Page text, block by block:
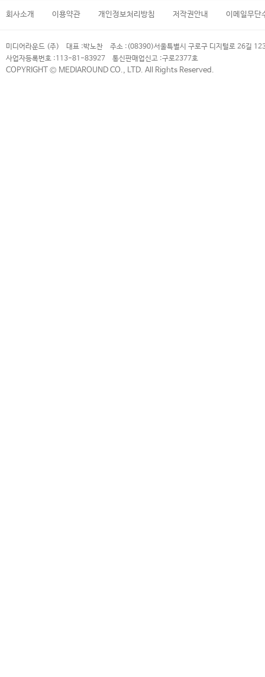
회사소개 이용약관 개인정보처리방침 저작권안내 이메일무단
미디어라운드 (주) 대표 :박노찬 주소 : (08390)서울특별시 구로구 디지털로 26길
사업자등록번호 :113-81-83927 통신판매업신고 :구로2377호
COPYRIGHT © MEDIAROUND CO., LTD. All Rights Reserved.